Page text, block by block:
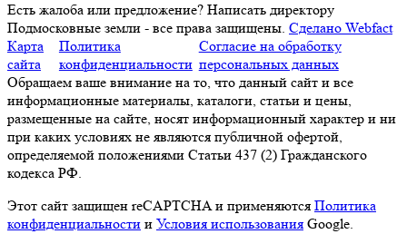
Есть жалоба или предложение? Написать директору
Подмосковные земли - все права защищены. Сделано Webfact
Карта
сайта
Политика
конфиденциальности
Согласие на обработку
персональных данных
Обращаем ваше внимание на то, что данный сайт и все
информационные материалы, каталоги, статьи и цены,
размещенные на сайте, носят информационный характер и ни
при каких условиях не являются публичной офертой,
определяемой положениями Статьи 437 (2) Гражданского
кодекса РФ.
Этот сайт защищен reCAPTCHA и применяются Политика
конфиденциальности и Условия использования Google.